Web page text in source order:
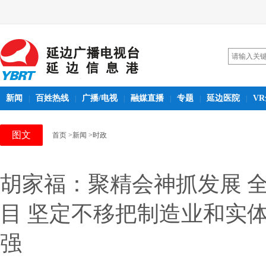
新闻 百姓热线 广播/电视 融媒直播 专题 延边医院
图文 首页 >新闻 >时政
胡家福：聚精会神抓发展
目 坚定不移把制造业和实
强